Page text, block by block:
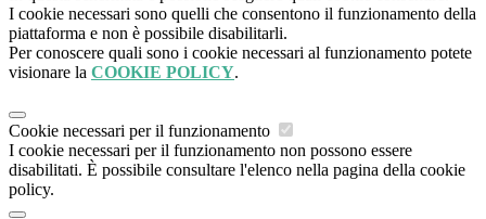
I cookie necessari sono quelli che consentono il funzionamento della
piattaforma e non è possibile disabilitarli.
Per conoscere quali sono i cookie necessari al funzionamento potete
visionare la COOKIE POLICY.
Cookie necessari per il funzionamento
I cookie necessari per il funzionamento non possono essere
disabilitati. È possibile consultare l'elenco nella pagina della cookie
policy.